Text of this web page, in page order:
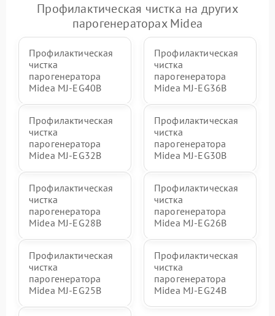
Профилактическая чистка на других
парогенераторах Midea
Профилактическая
чистка
парогенератора
Midea MJ-EG40B
Профилактическая
чистка
парогенератора
Midea MJ-EG36B
Профилактическая
чистка
парогенератора
Midea MJ-EG32B
Профилактическая
чистка
парогенератора
Midea MJ-EG30B
Профилактическая
чистка
парогенератора
Midea MJ-EG28B
Профилактическая
чистка
парогенератора
Midea MJ-EG26B
Профилактическая
чистка
парогенератора
Midea MJ-EG25B
Профилактическая
чистка
парогенератора
Midea MJ-EG24B